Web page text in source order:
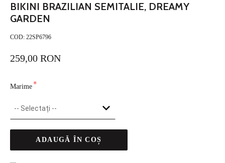
BIKINI BRAZILIAN SEMITALIE, DREAMY
GARDEN
COD: 22SP6796
259,00 RON
*
Marime
ADAUGĂ ÎN COȘ